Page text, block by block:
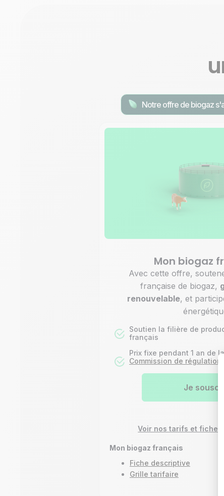
Notre offre de biogaz
Mon biogaz
Avec cette offre,
française de biogaz,
renouvelable, et
Soutien la filière de
français
Prix fixe pendant 1 an de
Commission de régulation
Je
Voir nos tarifs et
Mon biogaz français
Fiche descriptive
Grille tarifaire